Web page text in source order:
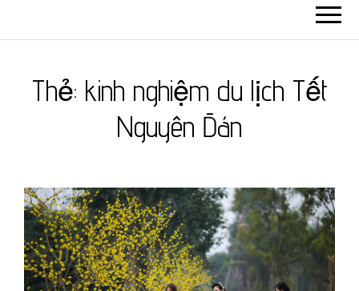
Thẻ: kinh nghiệm du lịch Tết
Nguyên Đán